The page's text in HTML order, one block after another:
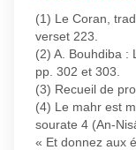
(1) Le Coran,
verset 223.
(2) A. Bouhdiba :
pp. 302 et 303.
(3) Recueil de
(4) Le mahr est
sourate 4 (An-
« Et donnez aux